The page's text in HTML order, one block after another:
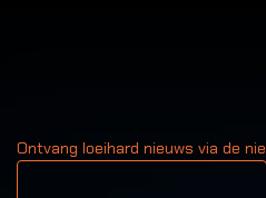
Ontvang loeihard nieuws via de
Uw email adres